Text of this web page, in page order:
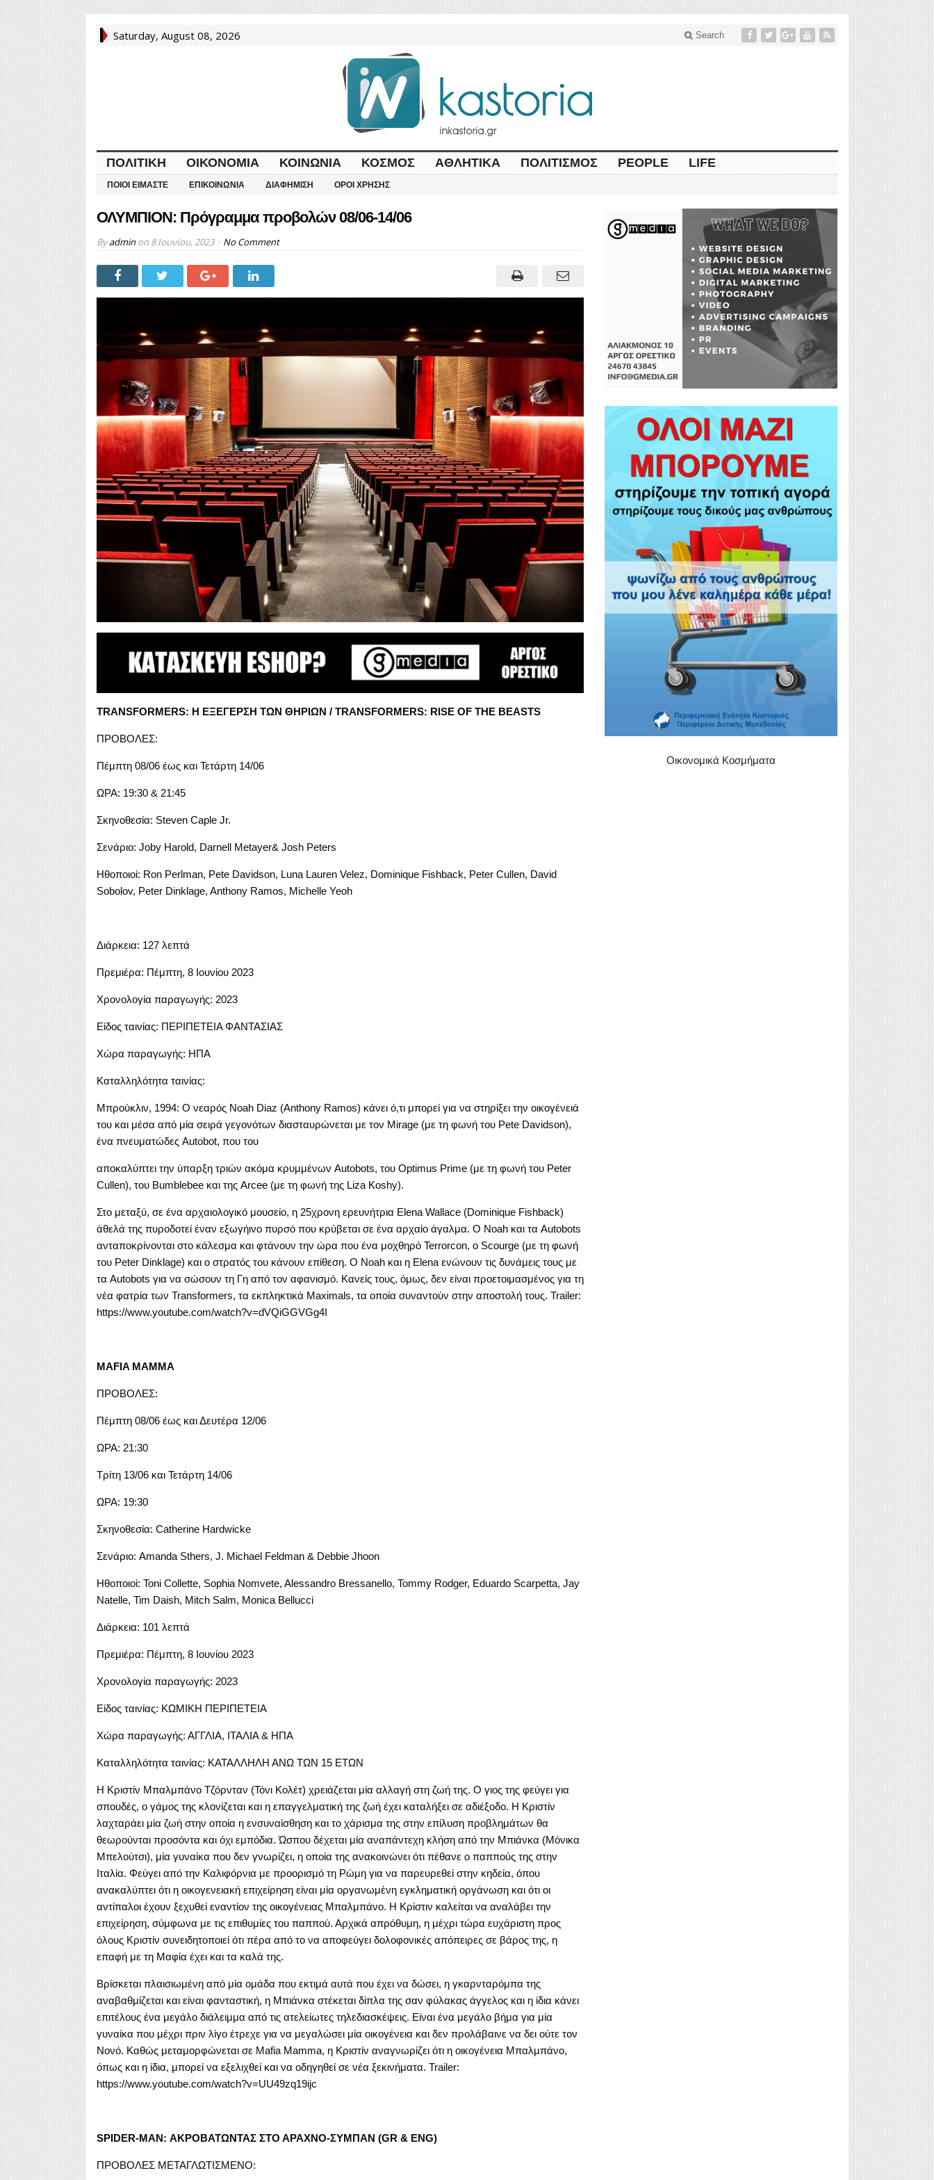
Saturday, August 08, 2026 Search
ΠΟΛΙΤΙΚΉ ΟΙΚΟΝΟΜΊΑ ΚΟΙΝΩΝΊΑ ΚΌΣΜΟΣ ΑΘΛΗΤΙΚΆ ΠΟΛΙΤΙΣΜΌΣ PEOPLE LIFE
ΠΟΙΟΙ ΕΊΜΑΣΤΕ ΕΠΙΚΟΙΝΩΝΊΑ ΔΙΑΦΉΜΙΣΗ ΌΡΟΙ ΧΡΉΣΗΣ
ΟΛΥΜΠΙΟΝ: Πρόγραμμα προβολών 08/06-14/06
Byadminon 8 Ιουνίου, 2023 No Comment
TRANSFORMERS: Η ΕΞΕΓΕΡΣΗ ΤΩΝ ΘΗΡΙΩΝ / TRANSFORMERS: RISE OF THE BEASTS
ΠΡΟΒΟΛΕΣ:
Πέμπτη 08/06 έως και Τετάρτη 14/06
ΩΡΑ: 19:30 & 21:45
Σκηνοθεσία: Steven Caple Jr.
Σενάριο: Joby Harold, Darnell Metayer& Josh Peters
Ηθοποιοί: Ron Perlman, Pete Davidson, Luna Lauren Velez, Dominique Fishback, Peter Cullen, David
Sobolov, Peter Dinklage, Anthony Ramos, Michelle Yeoh
Διάρκεια: 127 λεπτά
Πρεμιέρα: Πέμπτη, 8 Ιουνίου 2023
Χρονολογία παραγωγής: 2023
Είδος ταινίας: ΠΕΡΙΠΕΤΕΙΑ ΦΑΝΤΑΣΙΑΣ
Χώρα παραγωγής: ΗΠΑ
Καταλληλότητα ταινίας:
Μπρούκλιν, 1994: Ο νεαρός Noah Diaz (Anthony Ramos) κάνει ό,τι μπορεί για να στηρίξει την οικογένειά
του και μέσα από μία σειρά γεγονότων διασταυρώνεται με τον Mirage (με τη φωνή του Pete Davidson),
ένα πνευματώδες Autobot, που του
αποκαλύπτει την ύπαρξη τριών ακόμα κρυμμένων Autobots, του Optimus Prime (με τη φωνή του Peter
Cullen), του Bumblebee και της Arcee (με τη φωνή της Liza Koshy).
Στο μεταξύ, σε ένα αρχαιολογικό μουσείο, η 25χρονη ερευνήτρια Elena Wallace (Dominique Fishback)
άθελά της πυροδοτεί έναν εξωγήινο πυρσό που κρύβεται σε ένα αρχαίο άγαλμα. Ο Noah και τα Autobots
ανταποκρίνονται στο κάλεσμα και φτάνουν την ώρα που ένα μοχθηρό Terrorcon, ο Scourge (με τη φωνή
του Peter Dinklage) και ο στρατός του κάνουν επίθεση. Ο Noah και η Elena ενώνουν τις δυνάμεις τους με
τα Autobots για να σώσουν τη Γη από τον αφανισμό. Κανείς τους, όμως, δεν είναι προετοιμασμένος για τη
νέα φατρία των Transformers, τα εκπληκτικά Maximals, τα οποία συναντούν στην αποστολή τους. Trailer:
https://www.youtube.com/watch?v=dVQiGGVGg4I
MAFIA MAMMA
ΠΡΟΒΟΛΕΣ:
Πέμπτη 08/06 έως και Δευτέρα 12/06
ΩΡΑ: 21:30
Τρίτη 13/06 και Τετάρτη 14/06
ΩΡΑ: 19:30
Σκηνοθεσία: Catherine Hardwicke
Σενάριο: Amanda Sthers, J. Michael Feldman & Debbie Jhoon
Ηθοποιοί: Toni Collette, Sophia Nomvete, Alessandro Bressanello, Tommy Rodger, Eduardo Scarpetta, Jay
Natelle, Tim Daish, Mitch Salm, Monica Bellucci
Διάρκεια: 101 λεπτά
Πρεμιέρα: Πέμπτη, 8 Ιουνίου 2023
Χρονολογία παραγωγής: 2023
Είδος ταινίας: ΚΩΜΙΚΗ ΠΕΡΙΠΕΤΕΙΑ
Χώρα παραγωγής: ΑΓΓΛΙΑ, ΙΤΑΛΙΑ & ΗΠΑ
Καταλληλότητα ταινίας: ΚΑΤΑΛΛΗΛΗ ΑΝΩ ΤΩΝ 15 ΕΤΩΝ
H Κριστίν Μπαλμπάνο Τζόρνταν (Τόνι Κολέτ) χρειάζεται μία αλλαγή στη ζωή της. Ο γιος της φεύγει για
σπουδές, ο γάμος της κλονίζεται και η επαγγελματική της ζωή έχει καταλήξει σε αδιέξοδο. Η Κριστίν
λαχταράει μία ζωή στην οποία η ενσυναίσθηση και το χάρισμα της στην επίλυση προβλημάτων θα
θεωρούνται προσόντα και όχι εμπόδια. Ώσπου δέχεται μία αναπάντεχη κλήση από την Μπιάνκα (Μόνικα
Μπελούτσι), μία γυναίκα που δεν γνωρίζει, η οποία της ανακοινώνει ότι πέθανε ο παππούς της στην
Ιταλία. Φεύγει από την Καλιφόρνια με προορισμό τη Ρώμη για να παρευρεθεί στην κηδεία, όπου
ανακαλύπτει ότι η οικογενειακή επιχείρηση είναι μία οργανωμένη εγκληματική οργάνωση και ότι οι
αντίπαλοι έχουν ξεχυθεί εναντίον της οικογένειας Μπαλμπάνο. Η Κρίστιν καλείται να αναλάβει την
επιχείρηση, σύμφωνα με τις επιθυμίες του παππού. Αρχικά απρόθυμη, η μέχρι τώρα ευχάριστη προς
όλους Κριστίν συνειδητοποιεί ότι πέρα από το να αποφεύγει δολοφονικές απόπειρες σε βάρος της, η
επαφή με τη Μαφία έχει και τα καλά της.
Βρίσκεται πλαισιωμένη από μία ομάδα που εκτιμά αυτά που έχει να δώσει, η γκαρνταρόμπα της
αναβαθμίζεται και είναι φανταστική, η Μπιάνκα στέκεται δίπλα της σαν φύλακας άγγελος και η ίδια κάνει
επιτέλους ένα μεγάλο διάλειμμα από τις ατελείωτες τηλεδιασκέψεις. Είναι ένα μεγάλο βήμα για μία
γυναίκα που μέχρι πριν λίγο έτρεχε για να μεγαλώσει μία οικογένεια και δεν προλάβαινε να δει ούτε τον
Νονό. Καθώς μεταμορφώνεται σε Mafia Mamma, η Κριστίν αναγνωρίζει ότι η οικογένεια Μπαλμπάνο,
όπως και η ίδια, μπορεί να εξελιχθεί και να οδηγηθεί σε νέα ξεκινήματα. Trailer:
https://www.youtube.com/watch?v=UU49zq19ijc
SPIDER-MAN: ΑΚΡΟΒΑΤΩΝΤΑΣ ΣΤΟ ΑΡΑΧΝΟ-ΣΥΜΠΑΝ (GR & ENG)
ΠΡΟΒΟΛΕΣ ΜΕΤΑΓΛΩΤΙΣΜΕΝΟ:
Οικονομικά Κοσμήματα